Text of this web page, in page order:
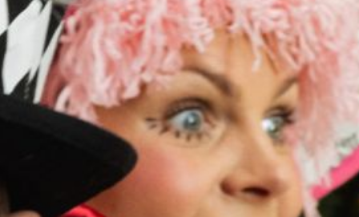
VIRTUALUS TURAS
Žiūrovams
DOVANŲ KUPONAS
BILIETAI IR NUOLAIDOS
INFORMACIJA ASMENIMS SU NEGALIA
KAVINĖ „DRAMA-CHA-CHA”
NAUJIENOS